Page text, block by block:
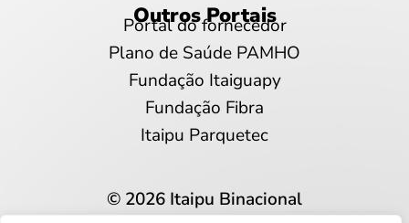
Outros Portais
Portal do fornecedor
Plano de Saúde PAMHO
Fundação Itaiguapy
Fundação Fibra
Itaipu Parquetec
© 2026 Itaipu Binacional